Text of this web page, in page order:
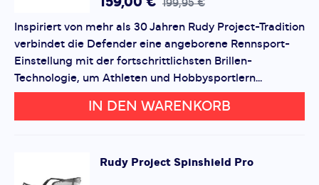
Vorname
Vorname
Überschrift
Überschrift
199,95 €
Inspiriert von mehr als 30 Jahren Rudy Project-Tradition
verbindet die Defender eine angeborene Rennsport-
Einstellung mit der fortschrittlichsten Brillen-
Technologie, um Athleten und Hobbysportlern...
IN DEN WARENKORB
Rudy Project Spinshield Pro